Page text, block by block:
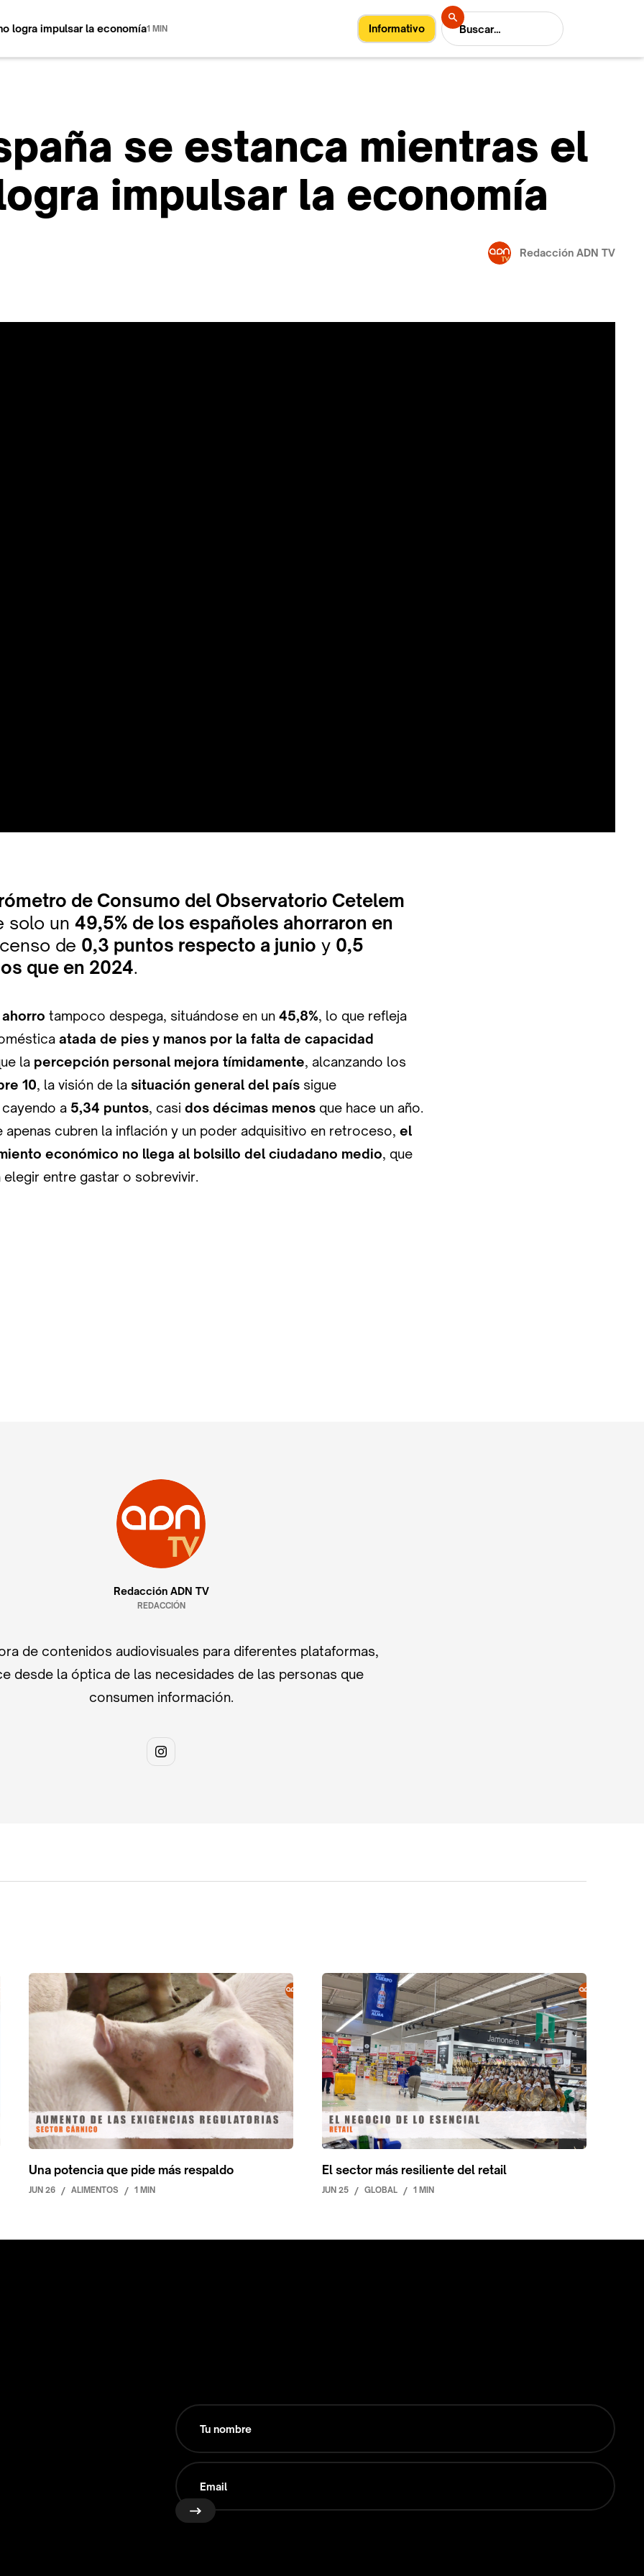
Informativo
logra impulsar la economía1 MIN
se estanca mientras el
impulsar la economía
Redacción ADN TV
de Consumo del Observatorio Cetelem
solo un 49,5% de los españoles ahorraron en
de 0,3 puntos respecto a junio y 0,5
que en 2024.
tampoco despega, situándose en un 45,8%, lo que refleja
atada de pies y manos por la falta de capacidad
la percepción personal mejora tímidamente, alcanzando los
10, la visión de la situación general del país sigue
a 5,34 puntos, casi dos décimas menos que hace un año.
apenas cubren la inflación y un poder adquisitivo en retroceso, el
económico no llega al bolsillo del ciudadano medio, que
elegir entre gastar o sobrevivir.
Redacción ADN TV
REDACCIÓN
de contenidos audiovisuales para diferentes plataformas,
desde la óptica de las necesidades de las personas que
consumen información.
Una potencia que pide más respaldo
JUN 26 / ALIMENTOS / 1 MIN
El sector más resiliente del retail
JUN 25 / GLOBAL / 1 MIN